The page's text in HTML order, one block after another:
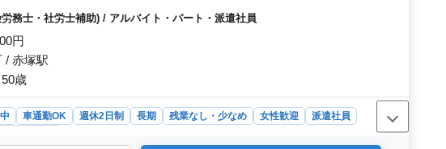
シニア世代のベテラン社労士も活躍中の事務所です。 今まで培ってきた経験・
を発揮して頂ける方、ぜひご応募ください！
務士・社労士補助) / アルバイト・パート・派遣社員
円
/ 赤塚駅
歳
車通勤OK 週休2日制 長期 残業なし・少なめ 女性歓迎
派遣社員